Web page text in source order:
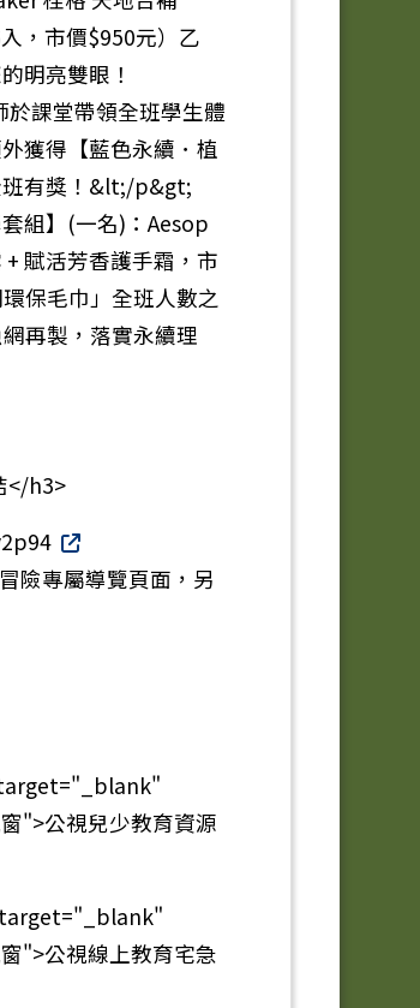
，市價$950元）乙
明亮雙眼！
課堂帶領全班學生體
獲得【藍色永續．植
班有獎！&lt;/p&gt;
組】(一名)：Aesop
賦活芳香護手霜，市
保毛巾」全班人數之
再製，落實永續理
</h3>
險專屬導覽頁面，另
">公視兒少教育資源
">公視線上教育宅急